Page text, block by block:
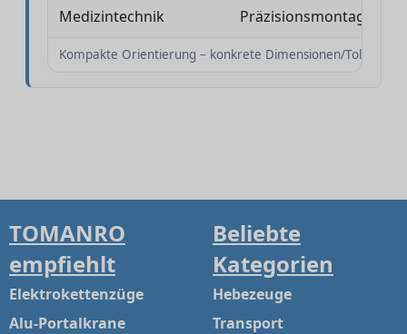
Medizintechnik Präzisionsmontage
Kompakte Orientierung – konkrete Dimensionen/
TOMANRO
empfiehlt
Elektrokettenzüge
Alu-Portalkrane
Beliebte
Kategorien
Hebezeuge
Transport